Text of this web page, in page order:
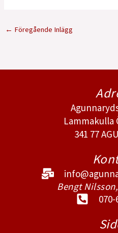
← Föregående Inlägg
Lammakulla
341 77
Bengt
070-